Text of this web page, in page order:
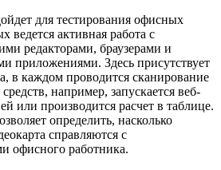
для тестирования офисных
ведется активная работа с
редакторами, браузерами и
приложениями. Здесь присутствует
в каждом проводится сканирование
например, запускается веб-
или производится расчет в таблице.
определить, насколько
справляются с
офисного работника.